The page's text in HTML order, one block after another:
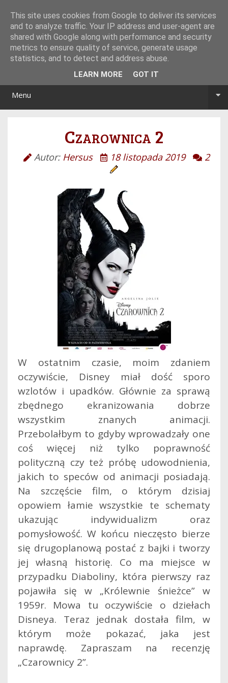
Menu
Czarownica 2
Autor: Hersus 18 listopada 2019 2
W ostatnim czasie, moim zdaniem
oczywiście, Disney miał dość sporo
wzlotów i upadków. Głównie za sprawą
zbędnego ekranizowania dobrze
wszystkim znanych animacji.
Przebolałbym to gdyby wprowadzały one
coś więcej niż tylko poprawność
polityczną czy też próbę udowodnienia,
jakich to speców od animacji posiadają.
Na szczęście film, o którym dzisiaj
opowiem łamie wszystkie te schematy
ukazując indywidualizm oraz
pomysłowość. W końcu nieczęsto bierze
się drugoplanową postać z bajki i tworzy
jej własną historię. Co ma miejsce w
przypadku Diaboliny, która pierwszy raz
pojawiła się w „Królewnie śnieżce” w
1959r. Mowa tu oczywiście o dziełach
Disneya. Teraz jednak dostała film, w
którym może pokazać, jaka jest
naprawdę. Zapraszam na recenzję
„Czarownicy 2”.
This site uses cookies from Google to deliver its services
and to analyze traffic. Your IP address and user-agent are
shared with Google along with performance and security
metrics to ensure quality of service, generate usage
statistics, and to detect and address abuse.
LEARN MORE GOT IT